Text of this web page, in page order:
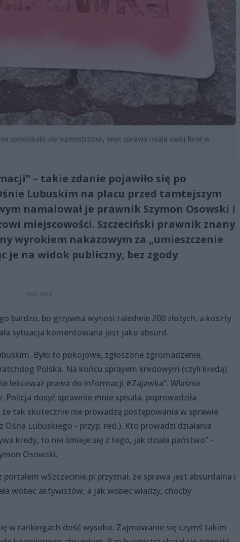
spodobało się burmistrzowi, więc sprawa miała swój finał w
– takie zdanie pojawiło się po
Lubuskim na placu przed tamtejszym
namalował je prawnik Szymon Osowski i
miejscowości. Szczeciński prawnik znany
wyrokiem nakazowym za „umieszczenie
je na widok publiczny, bez zgody
bardzo, bo grzywna wynosi zaledwie 200 złotych, a koszty
sytuacja komentowana jest jako absurd.
Było to pokojowe, zgłoszone zgromadzenie,
Polska. Na końcu sprayem kredowym (czyli kredą)
lekceważ prawa do informacji #ZaJawka”. Właśnie
dosyć sprawnie mnie spisała, poprowadziła
tak skutecznie nie prowadzą postępowania w sprawie
Lubuskiego - przyp. red.). Kto prowadzi działania
kredy, to nie śmieje się z tego, jak działa państwo” –
Osowski.
wSzczecinie.pl przyznał, że sprawa jest absurdalna i
wobec aktywistów, a jak wobec władzy, choćby
w rankingach dość wysoko. Zajmowanie się czymś takim